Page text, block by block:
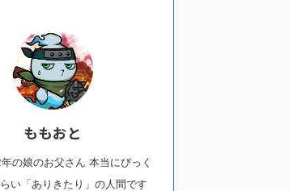
ももおと
の娘のお父さん 本当にびっく
い「ありきたり」の人間です